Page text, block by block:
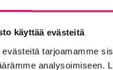
käyttää evästeitä
evästeitä tarjoamamme
analysoimiseen.